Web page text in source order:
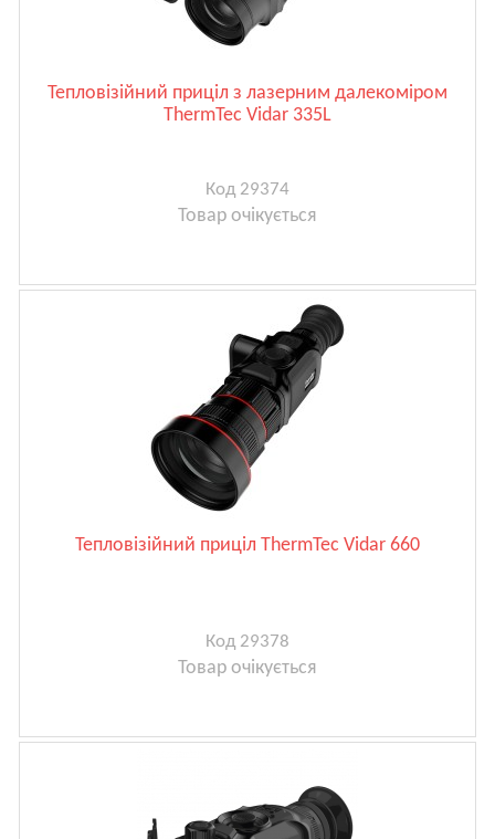
Тепловізійний приціл з лазерним далекоміром
ThermTec Vidar 335L
Код 29374
Товар очікується
Тепловізійний приціл ThermTec Vidar 660
Код 29378
Товар очікується